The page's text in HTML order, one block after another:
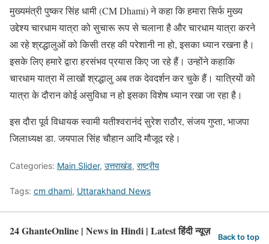
मुख्यमंत्री पुष्कर सिंह धामी (CM Dhami) ने कहा कि हमारा सिर्फ मुख्य
उद्देश्य चारधाम यात्रा को सुचारू रूप से चलाना है और चारधाम यात्रा करने
आ रहे श्रद्धालुओं को किसी तरह की परेशानी ना हो, इसका ध्यान रखना है।
इसके लिए हमारे द्वारा हरसंभव प्रयास किए जा रहे हैं। उन्होंने कहाकि
चारधाम यात्रा में लाखों श्रद्धालु अब तक देवदर्शन कर चुके हैं। यात्रियों को
यात्रा के दौरान कोई असुविधा न हो इसका विशेष ध्यान रखा जा रहा है।
इस दौरा पूर्व विधायक स्वामी यतीश्वरानंदं सुरेश राठौर, संजय गुप्ता, भाजपा
जिलाध्यक्ष डा. जयपाल सिंह चौहान आदि मौजूद रहे।
Categories: Main Slider, उत्तराखंड, राष्ट्रीय
Tags: cm dhami, Uttarakhand News
24 GhanteOnline | News in Hindi | Latest हिंदी न्यूज़ Back to top